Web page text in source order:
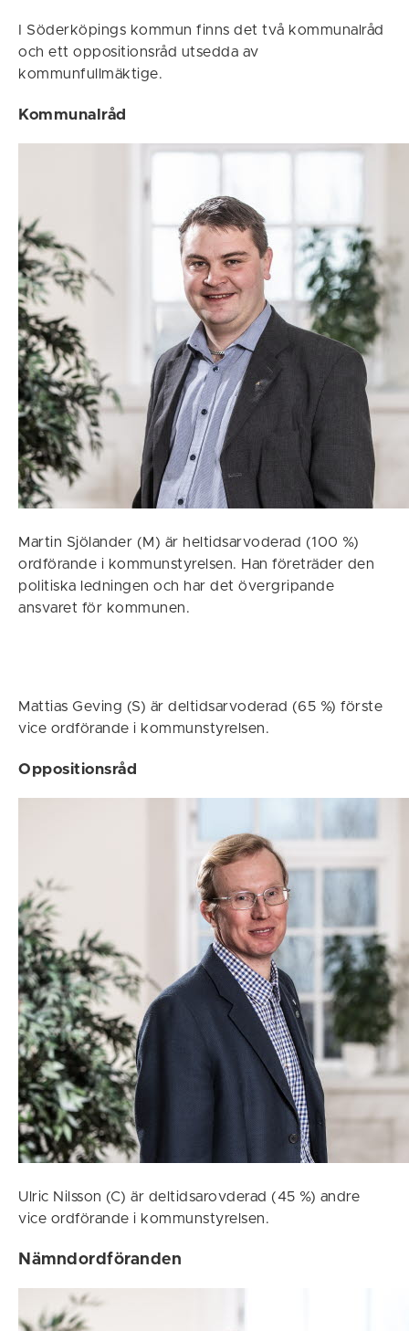
I Söderköpings kommun finns det två kommunalråd
och ett oppositionsråd utsedda av
kommunfullmäktige.
Kommunalråd
Martin Sjölander (M) är heltidsarvoderad (100 %)
ordförande i kommunstyrelsen. Han företräder den
politiska ledningen och har det övergripande
ansvaret för kommunen.
Mattias Geving (S) är deltidsarvoderad (65 %) förste
vice ordförande i kommunstyrelsen.
Oppositionsråd
Ulric Nilsson (C) är deltidsarovderad (45 %) andre
vice ordförande i kommunstyrelsen.
Nämndordföranden